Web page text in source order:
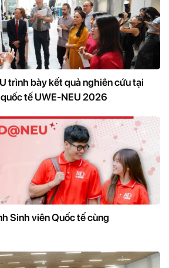
trình bày kết quả nghiên cứu tại
tế UWE-NEU 2026
Sinh viên Quốc tế cùng